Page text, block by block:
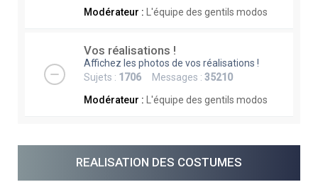
Modérateur :
L'équipe des gentils modos
Vos réalisations !
Affichez les photos de vos réalisations !
Sujets : 1706 Messages : 35210
Modérateur :
L'équipe des gentils modos
REALISATION DES COSTUMES